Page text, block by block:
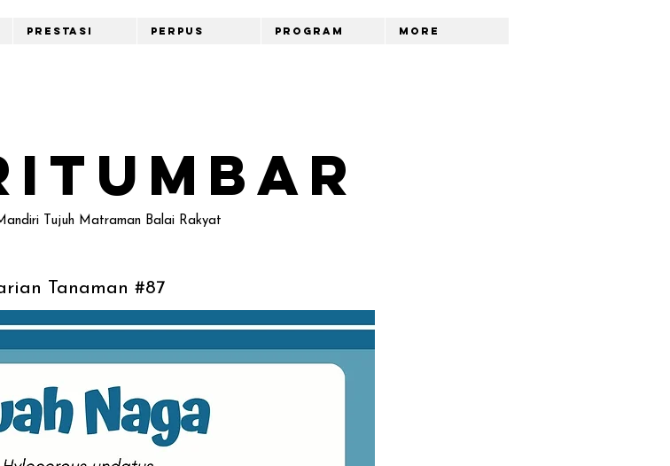
Prestasi Perpus Program More
Tujuh Matraman Balai Rakyat
Tanaman #87